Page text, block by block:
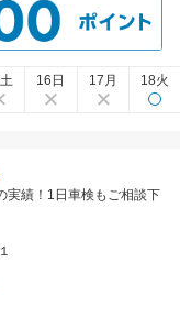
16日 17月 18火
実績！1日車検もご相談下